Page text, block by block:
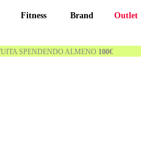
Fitness Brand Outlet
SPENDENDO ALMENO 100€